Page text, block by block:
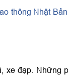
thông Nhật
xe đạp. Những